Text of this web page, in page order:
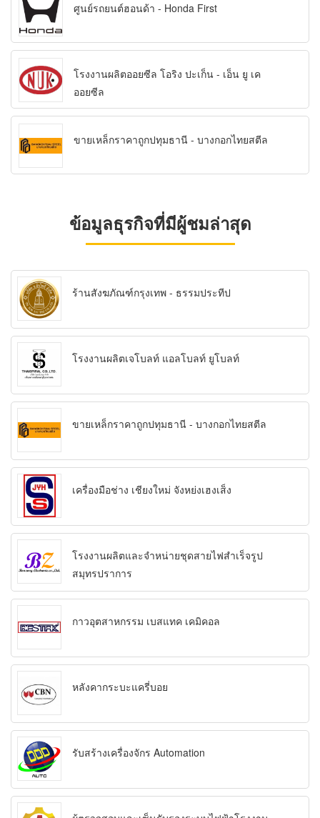
ศูนย์รถยนต์ฮอนด้า - Honda First
โรงงานผลิตออยซีล โอริง ปะเก็น - เอ็น ยู เค
ออยซีล
ขายเหล็กราคาถูกปทุมธานี - บางกอกไทยสตีล
ข้อมูลธุรกิจที่มีผู้ชมล่าสุด
ร้านสังฆภัณฑ์กรุงเทพ - ธรรมประทีป
โรงงานผลิตเจโบลท์ แอลโบลท์ ยูโบลท์
ขายเหล็กราคาถูกปทุมธานี - บางกอกไทยสตีล
เครื่องมือช่าง เชียงใหม่ จังหย่งเฮงเส็ง
โรงงานผลิตและจำหน่ายชุดสายไฟสำเร็จรูป
สมุทรปราการ
กาวอุตสาหกรรม เบสแทค เคมิคอล
หลังคากระบะแครี่บอย
รับสร้างเครื่องจักร Automation